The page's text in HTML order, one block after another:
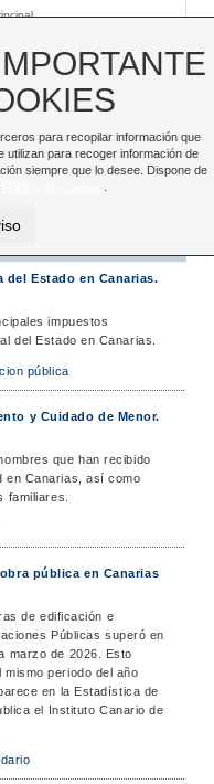
Toggle
navigation
del Estado en Canarias.
impuestos
del Estado en Canarias.
pública
y Cuidado de Menor.
que han recibido
en Canarias, así como
familiares.
pública en Canarias
de edificación e
Públicas superó en
marzo de 2026. Esto
periodo del año
en la Estadística de
el Instituto Canario de
para recopilar información que
utilizan para recoger información de
siempre que lo desee. Dispone de